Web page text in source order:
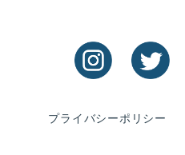
プライバシーポリシー